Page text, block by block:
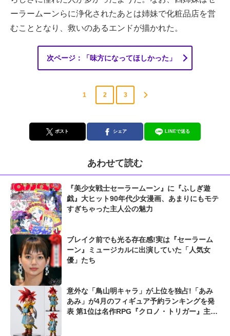
ーラームーンらに浄化されたあとは姉妹で化粧品店を営
むこととなり、救いのあるエンドが描かれた。
次ページ：「味方になってほしかった」
1 2 3
ポスト シェア LINEで送る
あわせて読む
『美少女戦士セーラームーン』に『ふしぎ遊
戯』大ヒット90年代少女漫画、あまりにもモテ
すぎちゃった主人公の魅力
ブレイク前でも光る存在感!実は『セーラーム
ーン』ミュージカルに出演していた「人気女
優」たち
意外な「鳥山明キャラ」が上位を独占!「あみ
あみ」が4月のフィギュア予約ランキングを発
表 第1位は名作RPG『クロノ・トリガー』主人